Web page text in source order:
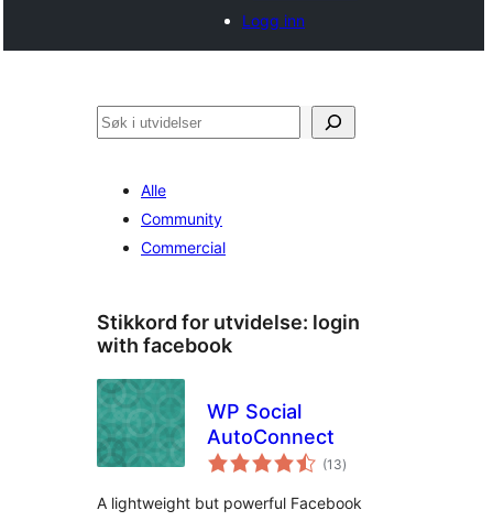
Logg inn
Søk
Alle
Community
Commercial
Stikkord for utvidelse: login
with facebook
WP Social
AutoConnect
(13totale
vurderinger
)
A lightweight but powerful Facebook